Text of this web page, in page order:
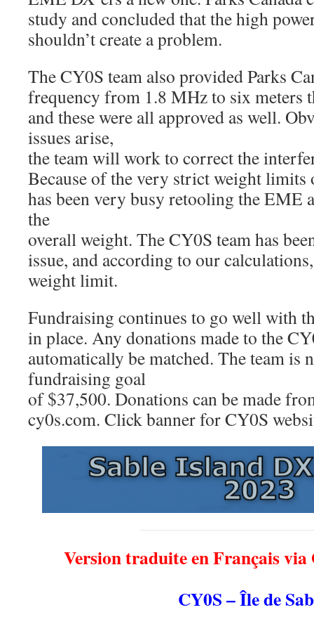
study and concluded that the high
shouldn’t create a problem.
The CY0S team also provided Parks
frequency from 1.8 MHz to six meters
and these were all approved as well.
issues arise,
the team will work to correct the
Because of the very strict weight limits
has been very busy retooling the EME
the
overall weight. The CY0S team has
issue, and according to our
weight limit.
Fundraising continues to go well with
in place. Any donations made to the
automatically be matched. The team is
fundraising goal
of $37,500. Donations can be made
cy0s.com. Click banner for CY0S
Version traduite en Français via
CY0S – Île de